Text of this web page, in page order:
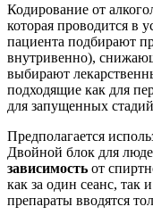
Кодирование от
которая проводится в
пациента подбирают
внутривенно),
выбирают
подходящие как для
для запущенных
Предполагается
Двойной блок для
зависимость от
как за один сеанс, так
препараты вводятся